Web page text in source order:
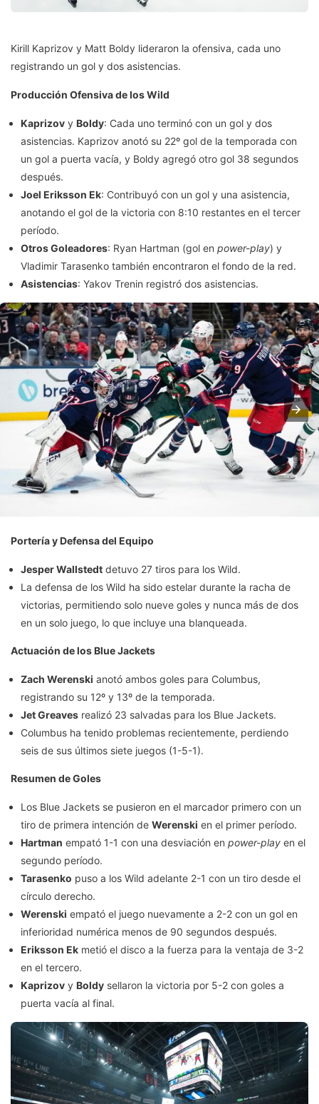
Kirill Kaprizov y Matt Boldy lideraron la ofensiva, cada uno
registrando un gol y dos asistencias.
Producción Ofensiva de los Wild
Kaprizov y Boldy: Cada uno terminó con un gol y dos
asistencias. Kaprizov anotó su 22º gol de la temporada con
un gol a puerta vacía, y Boldy agregó otro gol 38 segundos
después.
Joel Eriksson Ek: Contribuyó con un gol y una asistencia,
anotando el gol de la victoria con 8:10 restantes en el tercer
período.
Otros Goleadores: Ryan Hartman (gol en power-play) y
Vladimir Tarasenko también encontraron el fondo de la red.
Asistencias: Yakov Trenin registró dos asistencias.
Portería y Defensa del Equipo
Jesper Wallstedt detuvo 27 tiros para los Wild.
La defensa de los Wild ha sido estelar durante la racha de
victorias, permitiendo solo nueve goles y nunca más de dos
en un solo juego, lo que incluye una blanqueada.
Actuación de los Blue Jackets
Zach Werenski anotó ambos goles para Columbus,
registrando su 12º y 13º de la temporada.
Jet Greaves realizó 23 salvadas para los Blue Jackets.
Columbus ha tenido problemas recientemente, perdiendo
seis de sus últimos siete juegos (1-5-1).
Resumen de Goles
Los Blue Jackets se pusieron en el marcador primero con un
tiro de primera intención de Werenski en el primer período.
Hartman empató 1-1 con una desviación en power-play en el
segundo período.
Tarasenko puso a los Wild adelante 2-1 con un tiro desde el
círculo derecho.
Werenski empató el juego nuevamente a 2-2 con un gol en
inferioridad numérica menos de 90 segundos después.
Eriksson Ek metió el disco a la fuerza para la ventaja de 3-2
en el tercero.
Kaprizov y Boldy sellaron la victoria por 5-2 con goles a
puerta vacía al final.